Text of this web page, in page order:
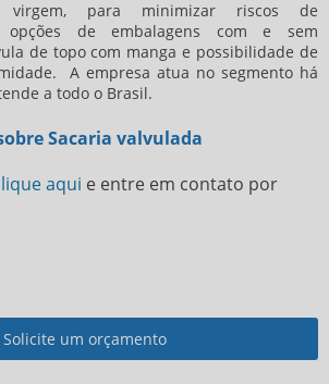
virgem, para minimizar riscos de
opções de embalagens com e sem
de topo com manga e possibilidade de
A empresa atua no segmento há
a todo o Brasil.
Sacaria valvulada
aqui e entre em contato por
Solicite um orçamento